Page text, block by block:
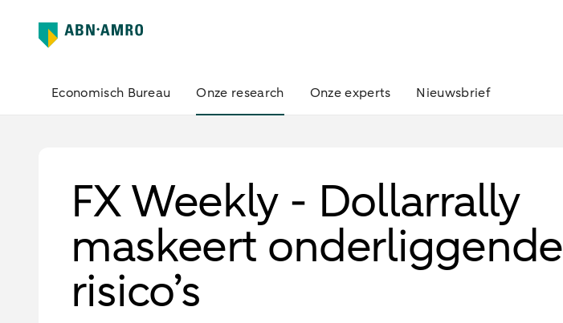
Economisch Bureau Onze research Onze experts Nieuwsbrief
FX Weekly - Dollarrally
maskeert onderliggende
risico’s